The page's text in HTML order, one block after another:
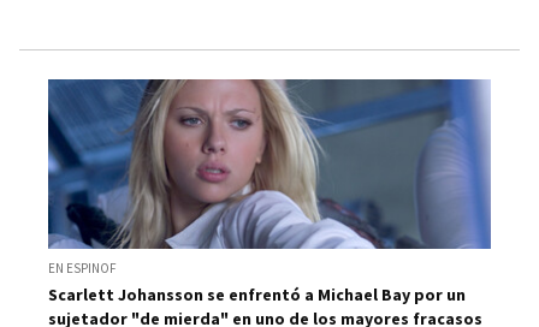
EN ESPINOF
Scarlett Johansson se enfrentó a Michael Bay por un
sujetador "de mierda" en uno de los mayores fracasos